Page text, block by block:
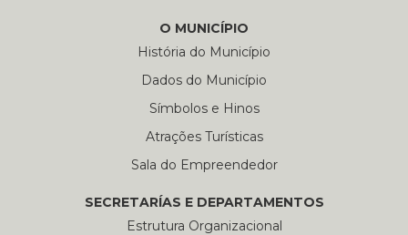
O MUNICÍPIO
História do Município
Dados do Município
Símbolos e Hinos
Atrações Turísticas
Sala do Empreendedor
SECRETARÍAS E DEPARTAMENTOS
Estrutura Organizacional